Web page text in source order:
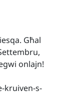
Għal
onlajn!
kruiven-s-